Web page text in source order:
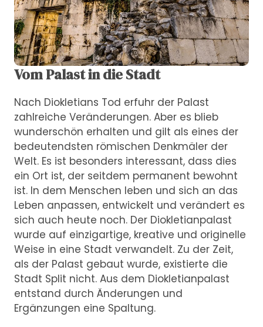
Vom Palast in die Stadt
Nach Diokletians Tod erfuhr der Palast
zahlreiche Veränderungen. Aber es blieb
wunderschön erhalten und gilt als eines der
bedeutendsten römischen Denkmäler der
Welt. Es ist besonders interessant, dass dies
ein Ort ist, der seitdem permanent bewohnt
ist. In dem Menschen leben und sich an das
Leben anpassen, entwickelt und verändert es
sich auch heute noch. Der Diokletianpalast
wurde auf einzigartige, kreative und originelle
Weise in eine Stadt verwandelt. Zu der Zeit,
als der Palast gebaut wurde, existierte die
Stadt Split nicht. Aus dem Diokletianpalast
entstand durch Änderungen und
Ergänzungen eine Spaltung.